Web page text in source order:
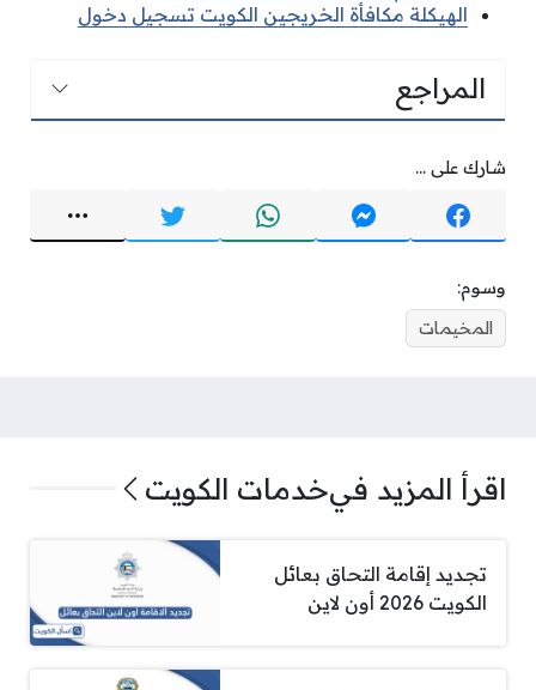
الهيكلة مكافأة الخريجين الكويت تسجيل دخول
المراجع
شارك على ...
وسوم:
المخيمات
اقرأ المزيد فيخدمات الكويت
تجديد إقامة التحاق بعائل
الكويت 2026 أون لاين